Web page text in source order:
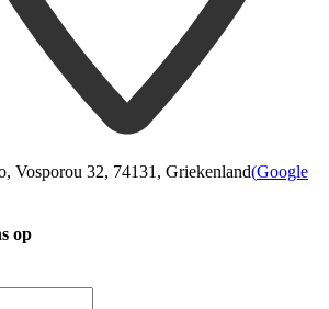
Vosporou 32, 74131, Griekenland(Google
op